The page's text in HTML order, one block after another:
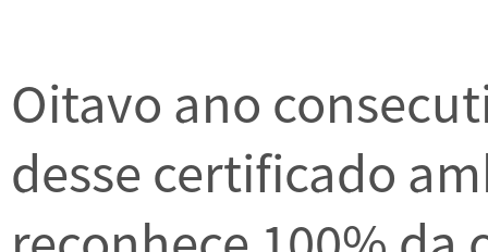
Oitavo ano
desse certificado